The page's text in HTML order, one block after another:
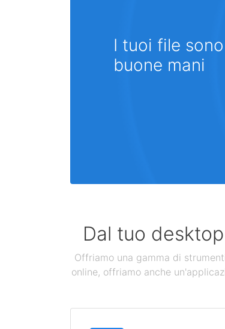
I tuoi file
buone mani
Dal tuo
Offriamo una gamma di
online, offriamo anche